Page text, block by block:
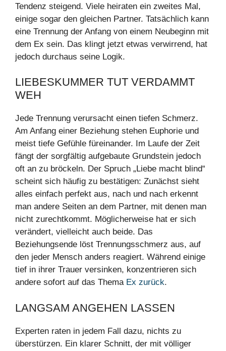
Tendenz steigend. Viele heiraten ein zweites Mal,
einige sogar den gleichen Partner. Tatsächlich kann
eine Trennung der Anfang von einem Neubeginn mit
dem Ex sein. Das klingt jetzt etwas verwirrend, hat
jedoch durchaus seine Logik.
LIEBESKUMMER TUT VERDAMMT
WEH
Jede Trennung verursacht einen tiefen Schmerz.
Am Anfang einer Beziehung stehen Euphorie und
meist tiefe Gefühle füreinander. Im Laufe der Zeit
fängt der sorgfältig aufgebaute Grundstein jedoch
oft an zu bröckeln. Der Spruch „Liebe macht blind“
scheint sich häufig zu bestätigen: Zunächst sieht
alles einfach perfekt aus, nach und nach erkennt
man andere Seiten an dem Partner, mit denen man
nicht zurechtkommt. Möglicherweise hat er sich
verändert, vielleicht auch beide. Das
Beziehungsende löst Trennungsschmerz aus, auf
den jeder Mensch anders reagiert. Während einige
tief in ihrer Trauer versinken, konzentrieren sich
andere sofort auf das Thema Ex zurück.
LANGSAM ANGEHEN LASSEN
Experten raten in jedem Fall dazu, nichts zu
überstürzen. Ein klarer Schnitt, der mit völliger